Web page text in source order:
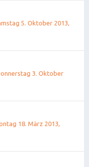
5. Oktober 2013,
3. Oktober
18. März 2013,